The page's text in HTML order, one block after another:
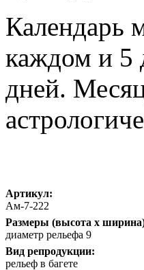
Календарь
каждом и 5
дней.
Артикул:
Ам-7-222
Размеры (высота х
диаметр рельефа 9
Вид репродукции:
рельеф в багете